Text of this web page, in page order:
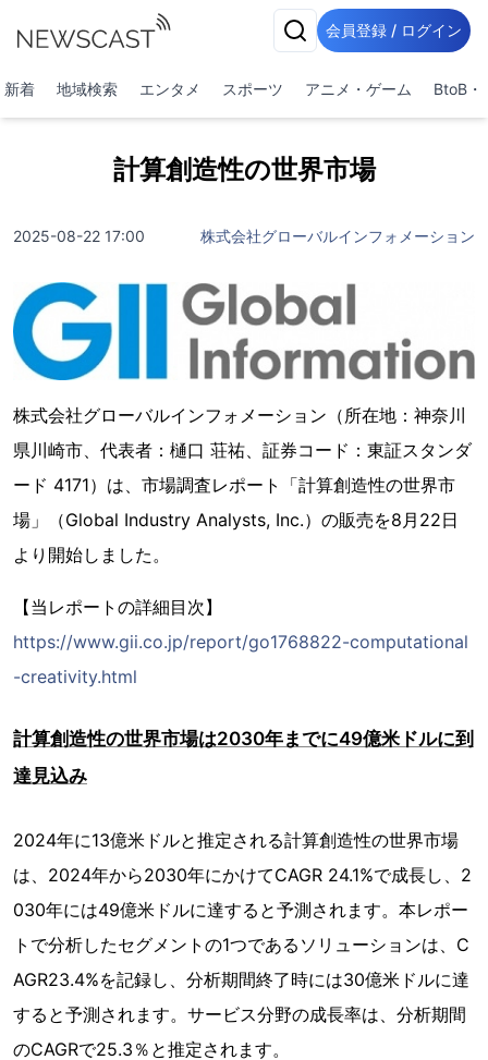
会員登録 / ログイン
新着 地域検索 エンタメ スポーツ アニメ・ゲーム BtoB・
計算創造性の世界市場
2025-08-22 17:00 株式会社グローバルインフォメーション
株式会社グローバルインフォメーション（所在地：神奈川
県川崎市、代表者：樋口 荘祐、証券コード：東証スタンダ
ード 4171）は、市場調査レポート「計算創造性の世界市
場」（Global Industry Analysts, Inc.）の販売を8月22日
より開始しました。
【当レポートの詳細目次】
https://www.gii.co.jp/report/go1768822-computational
-creativity.html
計算創造性の世界市場は2030年までに49億米ドルに到
達見込み
2024年に13億米ドルと推定される計算創造性の世界市場
は、2024年から2030年にかけてCAGR 24.1%で成長し、2
030年には49億米ドルに達すると予測されます。本レポー
トで分析したセグメントの1つであるソリューションは、C
AGR23.4%を記録し、分析期間終了時には30億米ドルに達
すると予測されます。サービス分野の成長率は、分析期間
のCAGRで25.3％と推定されます。